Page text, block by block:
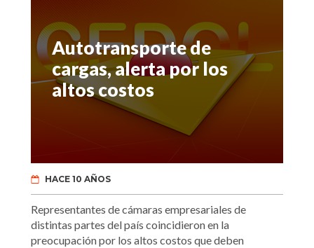
Autotransporte de
cargas, alerta por los
altos costos
HACE 10 AÑOS
Representantes de cámaras empresariales de
distintas partes del país coincidieron en la
preocupación por los altos costos que deben